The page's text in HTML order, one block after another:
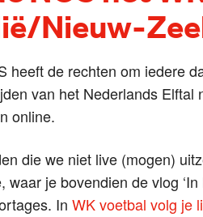
Nieuw-
heeft de rechten om iedere
van het Nederlands
online.
die we niet live (mogen)
waar je bovendien de vlog
In WK voetbal volg je